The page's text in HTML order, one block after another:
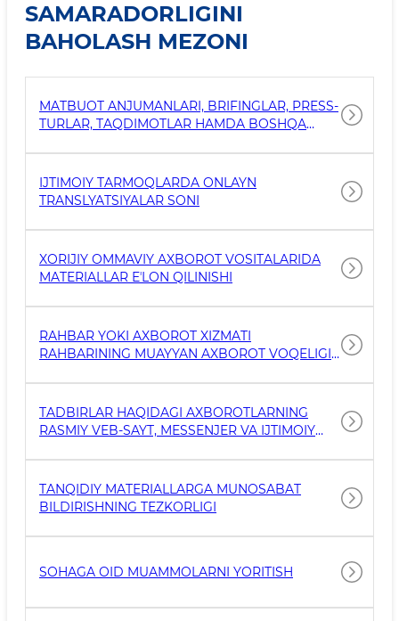
SAMARADORLIGINI
BAHOLASH MEZONI
MATBUOT ANJUMANLARI, BRIFINGLAR, PRESS-
TURLAR, TAQDIMOTLAR HAMDA BOSHQA
IJTIMOIY TARMOQLARDA ONLAYN
TRANSLYATSIYALAR SONI
XORIJIY OMMAVIY AXBOROT VOSITALARIDA
MATERIALLAR EʼLON QILINISHI
RAHBAR YOKI AXBOROT XIZMATI
RAHBARINING MUAYYAN AXBOROT VOQELIGI
BERISHI
TADBIRLAR HAQIDAGI AXBOROTLARNING
RASMIY VEB-SAYT, MESSENJER VA IJTIMOIY
TANQIDIY MATERIALLARGA MUNOSABAT
BILDIRISHNING TEZKORLIGI
SOHAGA OID MUAMMOLARNI YORITISH